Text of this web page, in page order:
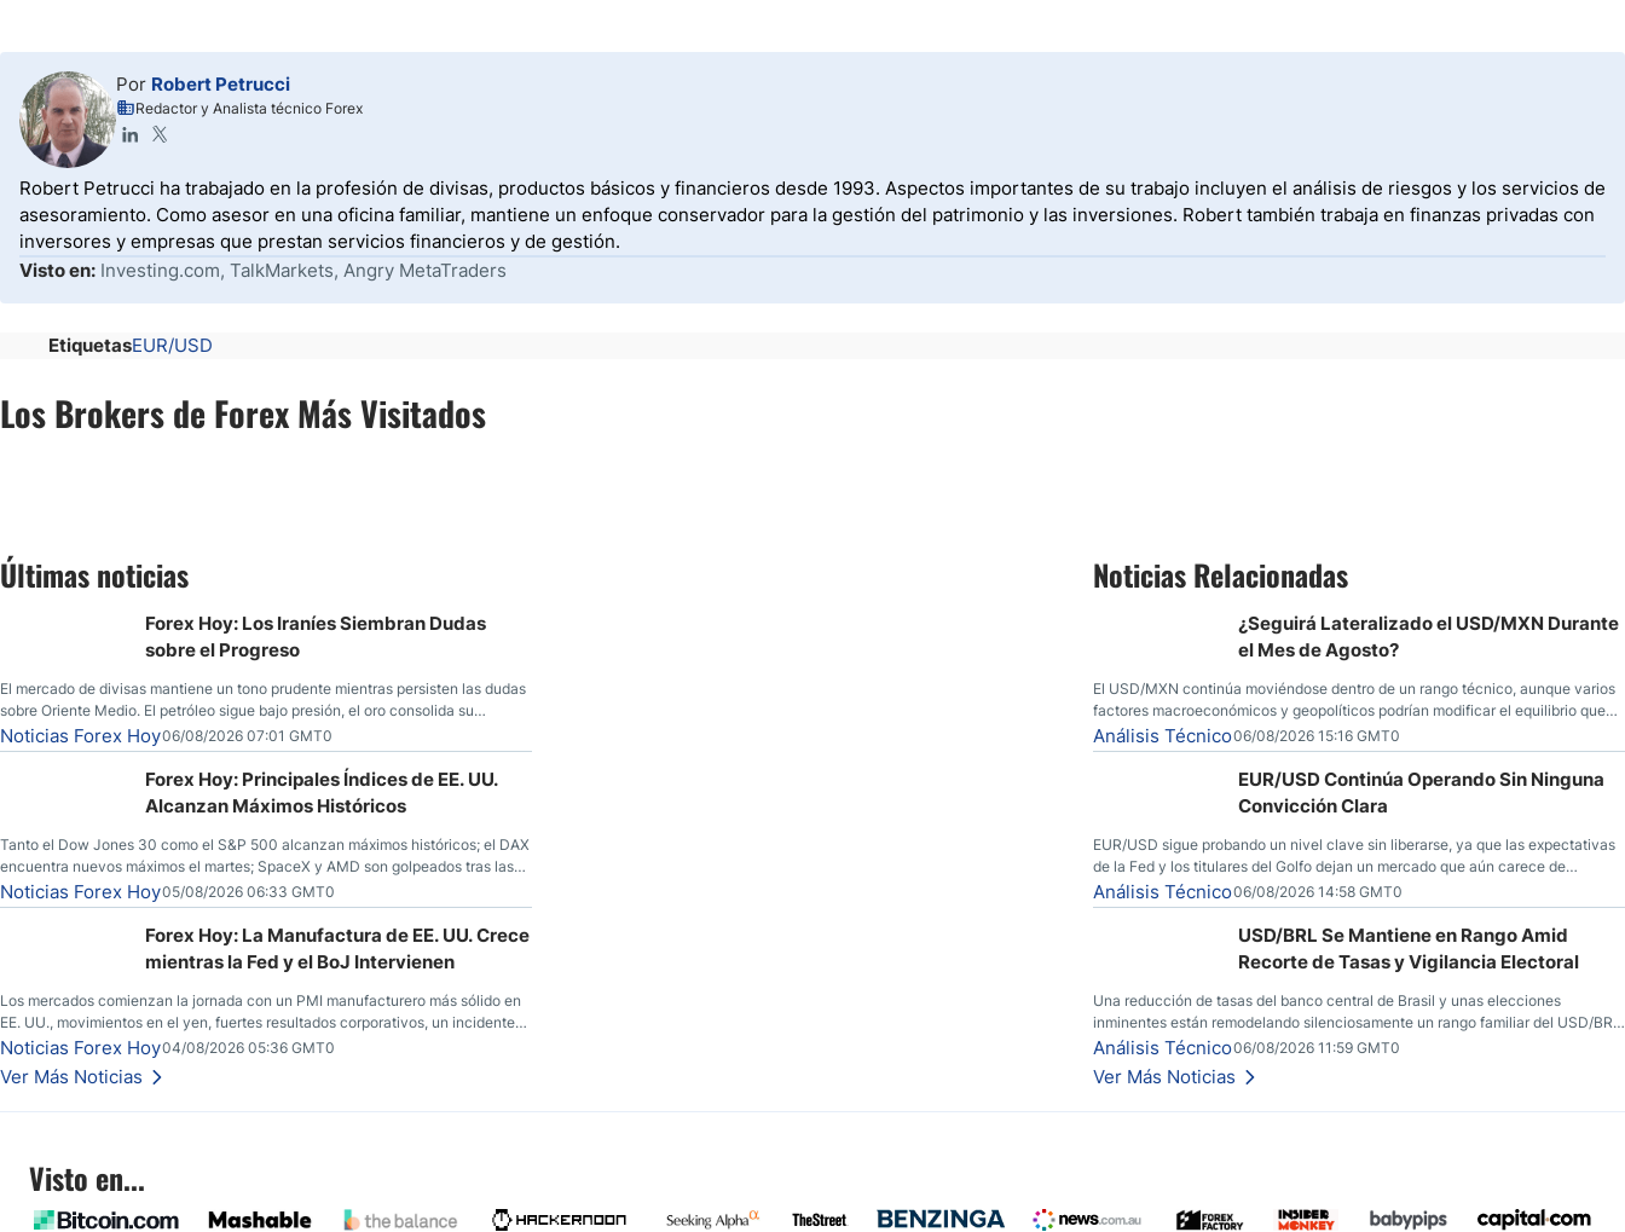
Por Robert Petrucci
Redactor y Analista técnico Forex
Robert Petrucci ha trabajado en la profesión de divisas, productos básicos y financieros desde 1993. Aspectos importantes de su trabajo incluyen el análisis de riesgos y los servicios de
asesoramiento. Como asesor en una oficina familiar, mantiene un enfoque conservador para la gestión del patrimonio y las inversiones. Robert también trabaja en finanzas privadas con
inversores y empresas que prestan servicios financieros y de gestión.
Visto en: Investing.com, TalkMarkets, Angry MetaTraders
EtiquetasEUR/USD
Los Brokers de Forex Más Visitados
Últimas noticias
Forex Hoy: Los Iraníes Siembran Dudas
sobre el Progreso
El mercado de divisas mantiene un tono prudente mientras persisten las dudas
sobre Oriente Medio. El petróleo sigue bajo presión, el oro consolida su
fortaleza y los operadores esperan nuevas referencias económicas desde
Estados Unidos.
Noticias Forex Hoy06/08/2026 07:01 GMT0
Forex Hoy: Principales Índices de EE. UU.
Alcanzan Máximos Históricos
Tanto el Dow Jones 30 como el S&P 500 alcanzan máximos históricos; el DAX
encuentra nuevos máximos el martes; SpaceX y AMD son golpeados tras las
llamadas de ganancias; el petróleo crudo cae por debajo de los $80 con
nuevas esperanzas; el dólar estadounidense continúa intentando estabilizarse
frente al yen; el peso mexicano ve un repunte a medida que las tasas caen en
Noticias Forex Hoy05/08/2026 06:33 GMT0
Forex Hoy: La Manufactura de EE. UU. Crece
mientras la Fed y el BoJ Intervienen
Los mercados comienzan la jornada con un PMI manufacturero más sólido en
EE. UU., movimientos en el yen, fuertes resultados corporativos, un incidente
de seguridad en Bitcoin y nuevas señales desde el mercado del petróleo.
Noticias Forex Hoy04/08/2026 05:36 GMT0
Ver Más Noticias
Noticias Relacionadas
¿Seguirá Lateralizado el USD/MXN Durante
el Mes de Agosto?
El USD/MXN continúa moviéndose dentro de un rango técnico, aunque varios
factores macroeconómicos y geopolíticos podrían modificar el equilibrio que
ha dominado al mercado en las últimas semanas.
Análisis Técnico06/08/2026 15:16 GMT0
EUR/USD Continúa Operando Sin Ninguna
Convicción Clara
EUR/USD sigue probando un nivel clave sin liberarse, ya que las expectativas
de la Fed y los titulares del Golfo dejan un mercado que aún carece de
convicción real.
Análisis Técnico06/08/2026 14:58 GMT0
USD/BRL Se Mantiene en Rango Amid
Recorte de Tasas y Vigilancia Electoral
Una reducción de tasas del banco central de Brasil y unas elecciones
inminentes están remodelando silenciosamente un rango familiar del USD/BRL.
Una reducción de tasas por parte del banco central de Brasil y unas elecciones
inminentes están remodelando silenciosamente un rango familiar del USD/BRL.
Esto es lo que los traders están observando a continuación.
Análisis Técnico06/08/2026 11:59 GMT0
Ver Más Noticias
Visto en...